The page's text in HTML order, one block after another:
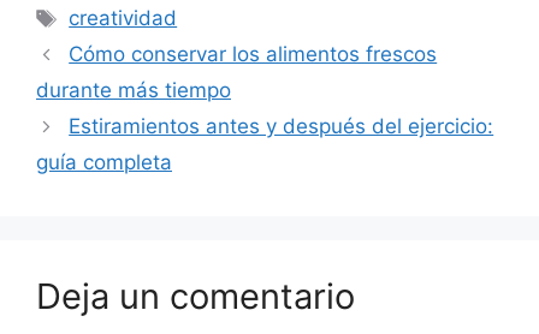
Etiquetas
creatividad
Cómo conservar los alimentos frescos
durante más tiempo
Estiramientos antes y después del ejercicio:
guía completa
Deja un comentario